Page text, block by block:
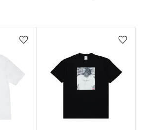
güçlü işbirliklerine kadar, her detayda
anlayışı öne çıkıyor.
harmanlayan markaların tasarımlarını da
giyimde kişisel ifade ve rahatlığı şık
Öne çıkan markaları ve ikonlaşan
koleksiyonunu orijinallik güvencesiyle
Favorilere ekle/çıkar Favorilere ekle/çıkar